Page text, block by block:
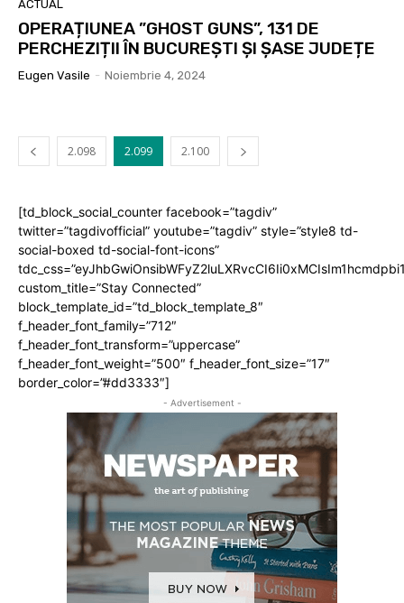
ACTUAL
OPERAȚIUNEA ”GHOST GUNS”, 131 DE
PERCHEZIȚII ÎN BUCUREȘTI ȘI ȘASE JUDEȚE
Eugen Vasile - Noiembrie 4, 2024
2.098 2.099 2.100
[td_block_social_counter facebook=”tagdiv”
twitter=”tagdivofficial” youtube=”tagdiv” style=”style8 td-
social-boxed td-social-font-icons”
custom_title=”Stay Connected”
block_template_id=”td_block_template_8″
f_header_font_family=”712″
f_header_font_transform=”uppercase”
f_header_font_weight=”500″ f_header_font_size=”17″
border_color=”#dd3333″]
- Advertisement -